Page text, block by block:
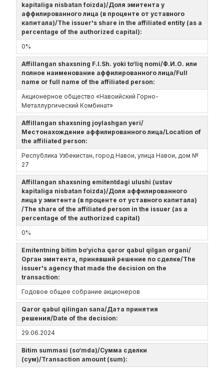
kapitaliga nisbatan foizda)/Доля эмитента у
аффилированного лица (в проценте от уставного
капитала)/The issuer's share in the affiliated entity (as a
percentage of the authorized capital):
0%
Affillangan shaxsning F.I.Sh. yoki to‘liq nomi/Ф.И.О. или
полное наименование аффилированного лица/Full
name or full name of the affiliated person:
Акционерное общество «Навоийский Горно-
Металлургический Комбинат»
Affillangan shaxsning joylashgan yeri/
Местонахождение аффилированного лица/Location of
the affiliated person:
Республика Узбекистан, город Навои, улица Навои, дом №
27
Affillangan shaxsning emitentdagi ulushi (ustav
kapitaliga nisbatan foizda)/Доля аффилированного
лица у эмитента (в проценте от уставного капитала)
/The share of the affiliated person in the issuer (as a
percentage of the authorized capital)
0%
Emitentning bitim bo‘yicha qaror qabul qilgan organi/
Орган эмитента, принявший решение по сделке/The
issuer's agency that made the decision on the
transaction:
Годовое общее собрание акционеров
Qaror qabul qilingan sana/Дата принятия
решения/Date of the decision:
29.06.2024
Bitim summasi (so‘mda)/Сумма сделки
(сум)/Transaction amount (sum):